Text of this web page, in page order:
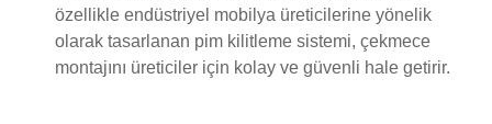
özellikle endüstriyel mobilya üreticilerine yönelik
olarak tasarlanan pim kilitleme sistemi, çekmece
montajını üreticiler için kolay ve güvenli hale getirir.